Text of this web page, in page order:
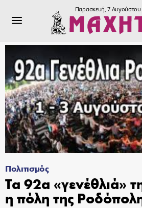
Παρασκευή, 7 Αυγούστου
Πολιτισμός
Τα 92α «γενέθλιά»
η πόλη της